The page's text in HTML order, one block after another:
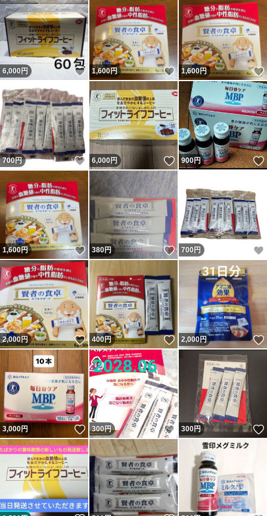
6,000円 いいね！
1,600円 いいね！
1,600円
700円 いいね！
6,000円 いいね！
900円
1,600円 いいね！
380円 いいね！
700 円
2,000円 いいね！
400円 いいね！
2,000円
3,000円 いいね！
300円 いいね！
300円